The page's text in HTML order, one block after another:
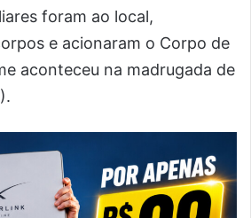
foram ao local,
e acionaram o Corpo de
aconteceu na madrugada de